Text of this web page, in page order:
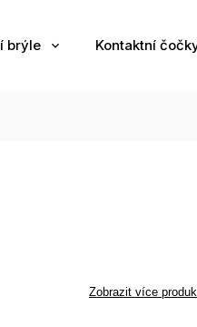
brýle Kontaktní
Zobrazit více